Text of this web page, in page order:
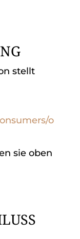
stellt
o
sie oben